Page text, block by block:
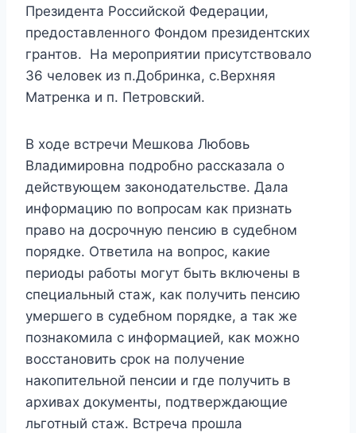
Президента Российской Федерации,
предоставленного Фондом президентских
грантов. На мероприятии присутствовало
36 человек из п.Добринка, с.Верхняя
Матренка и п. Петровский.
В ходе встречи Мешкова Любовь
Владимировна подробно рассказала о
действующем законодательстве. Дала
информацию по вопросам как признать
право на досрочную пенсию в судебном
порядке. Ответила на вопрос, какие
периоды работы могут быть включены в
специальный стаж, как получить пенсию
умершего в судебном порядке, а так же
познакомила с информацией, как можно
восстановить срок на получение
накопительной пенсии и где получить в
архивах документы, подтверждающие
льготный стаж. Встреча прошла